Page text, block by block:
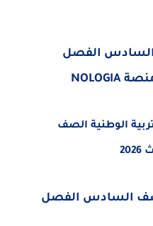
السادس الفصل
الوطنية الصف
السادس الفصل